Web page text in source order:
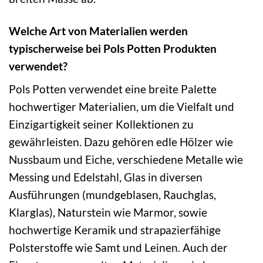
Welche Art von Materialien werden
typischerweise bei Pols Potten Produkten
verwendet?
Pols Potten verwendet eine breite Palette
hochwertiger Materialien, um die Vielfalt und
Einzigartigkeit seiner Kollektionen zu
gewährleisten. Dazu gehören edle Hölzer wie
Nussbaum und Eiche, verschiedene Metalle wie
Messing und Edelstahl, Glas in diversen
Ausführungen (mundgeblasen, Rauchglas,
Klarglas), Naturstein wie Marmor, sowie
hochwertige Keramik und strapazierfähige
Polsterstoffe wie Samt und Leinen. Auch der